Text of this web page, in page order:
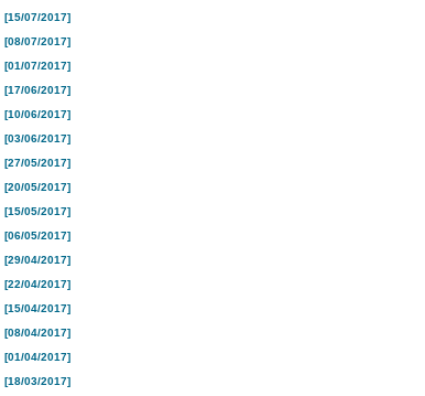
[15/07/2017]
[08/07/2017]
[01/07/2017]
[17/06/2017]
[10/06/2017]
[03/06/2017]
[27/05/2017]
[20/05/2017]
[15/05/2017]
[06/05/2017]
[29/04/2017]
[22/04/2017]
[15/04/2017]
[08/04/2017]
[01/04/2017]
[18/03/2017]